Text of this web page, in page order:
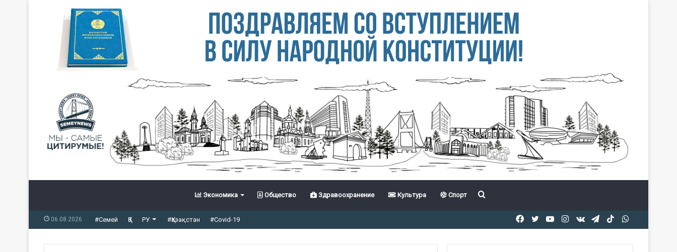
Экономика Общество Здравоохранение Культура Спорт Іздеу
06.08.2026 #Семей ҚЗ РУ #Қазақстан #Covid-19 TikTok
Telegram
vk.com
Instagram
YouTube
Twitter
Facebook